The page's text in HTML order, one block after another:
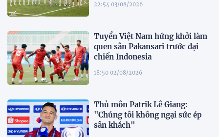
22:54 03/08/2026
Tuyển Việt Nam hứng khởi làm
quen sân Pakansari trước đại
chiến Indonesia
18:50 02/08/2026
Thủ môn Patrik Lê Giang:
"Chúng tôi không ngại sức ép
sân khách"